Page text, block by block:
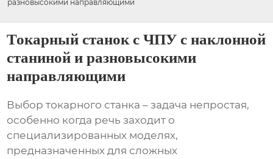
разновысокими направляющими
Токарный станок с ЧПУ с наклонной
станиной и разновысокими
направляющими
Выбор токарного станка – задача непростая,
особенно когда речь заходит о
специализированных моделях,
предназначенных для сложных